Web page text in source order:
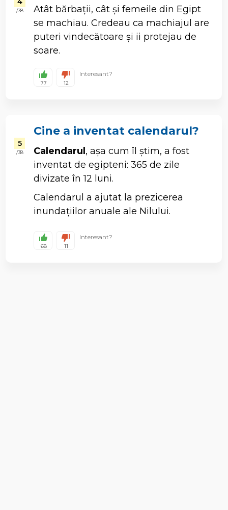
/ 38
Atât bărbații, cât și femeile din Egipt
se machiau. Credeau ca machiajul are
puteri vindecătoare și ii protejau de
soare.
77 12
Interesant?
5
/ 38
Cine a inventat calendarul?
Calendarul , așa cum îl știm, a fost
inventat de egipteni: 365 de zile
divizate în 12 luni.
Calendarul a ajutat la prezicerea
inundațiilor anuale ale Nilului.
68 11
Interesant?